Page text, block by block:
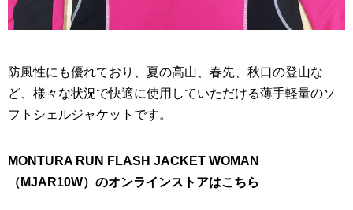
防風性にも優れており、夏の高山、春先、秋口の登山な
ど、様々な状況で快適に使用していただける薄手軽量のソ
フトシェルジャケットです。
MONTURA RUN FLASH JACKET WOMAN
（MJAR10W）のオンラインストアはこちら